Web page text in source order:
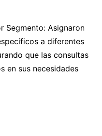
Segmento: Asignaron
a diferentes
que las consultas
en sus necesidades